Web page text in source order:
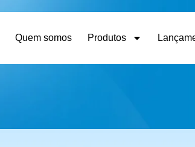
Quem somos Produtos